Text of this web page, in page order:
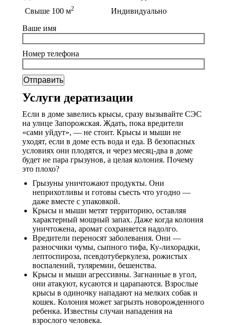
Свыше 100 м2
Индивидуально
Ваше имя
Номер телефона
Услуги дератизации
Если в доме завелись крысы, сразу вызывайте СЭС
на улице Запорожская. Ждать, пока вредители
«сами уйдут», — не стоит. Крысы и мыши не
уходят, если в доме есть вода и еда. В безопасных
условиях они плодятся, и через месяц-два в доме
будет не пара грызунов, а целая колония. Почему
это плохо?
Грызуны уничтожают продукты. Они
неприхотливы и готовы съесть что угодно —
даже вместе с упаковкой.
Крысы и мыши метят территорию, оставляя
характерный мощный запах. Даже когда колония
уничтожена, аромат сохраняется надолго.
Вредители переносят заболевания. Они —
разносчики чумы, сыпного тифа, Ку-лихорадки,
лептоспироза, псевдотуберкулеза, рожистых
воспалений, туляремии, бешенства.
Крысы и мыши агрессивны. Загнанные в угол,
они атакуют, кусаются и царапаются. Взрослые
крысы в одиночку нападают на мелких собак и
кошек. Колония может загрызть новорожденного
ребенка. Известны случаи нападения на
взрослого человека.